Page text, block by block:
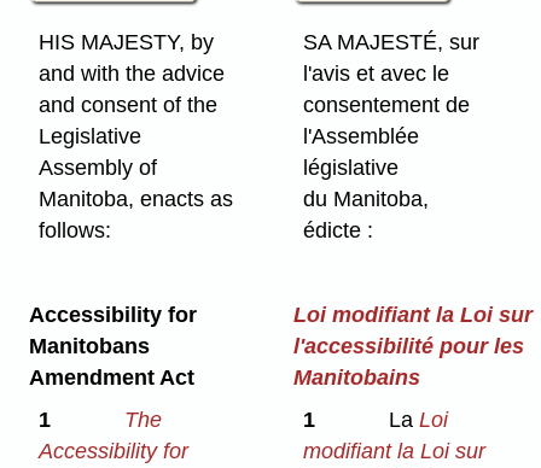
HIS MAJESTY, by
and with the advice
and consent of the
Legislative
Assembly of
Manitoba, enacts as
follows:
SA MAJESTÉ, sur
l'avis et avec le
consentement de
l'Assemblée
législative
du Manitoba,
édicte :
Accessibility for
Manitobans
Amendment Act
1
The
Accessibility for
Loi modifiant la Loi sur
l'accessibilité pour les
Manitobains
1
La Loi
modifiant la Loi sur